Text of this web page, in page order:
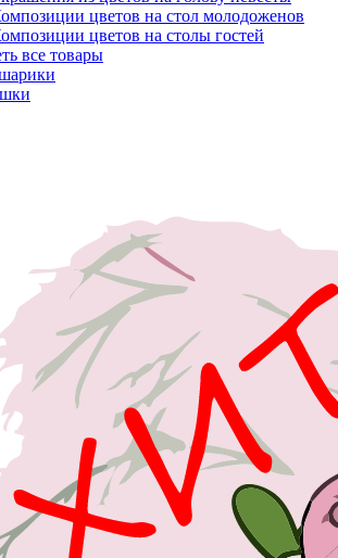
цветов на стол молодоженов
цветов на столы гостей
все товары